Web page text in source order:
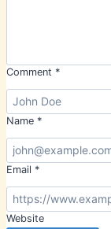
Comment *
Name *
Email *
Website